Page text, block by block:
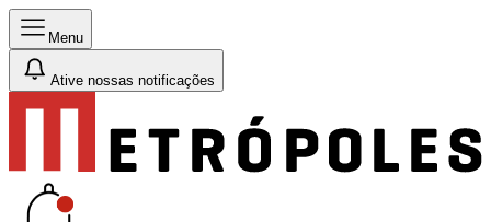
Menu
Ative nossas notificações